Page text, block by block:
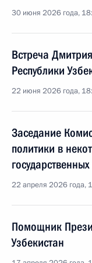
30 июня 2026 года,
Встреча
Республики
22 июня 2026 года,
Заседание
политики в
22 апреля 2026 года,
Помощник
Узбекистан